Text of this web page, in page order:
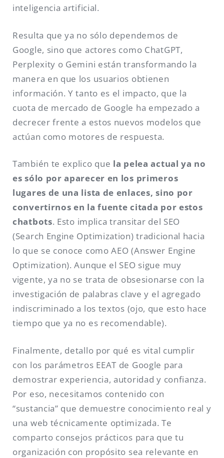
inteligencia artificial.
Resulta que ya no sólo dependemos de
Google, sino que actores como ChatGPT,
Perplexity o Gemini están transformando la
manera en que los usuarios obtienen
información. Y tanto es el impacto, que la
cuota de mercado de Google ha empezado a
decrecer frente a estos nuevos modelos que
actúan como motores de respuesta.
También te explico que la pelea actual ya no
es sólo por aparecer en los primeros
lugares de una lista de enlaces, sino por
convertirnos en la fuente citada por estos
chatbots. Esto implica transitar del SEO
(Search Engine Optimization) tradicional hacia
lo que se conoce como AEO (Answer Engine
Optimization). Aunque el SEO sigue muy
vigente, ya no se trata de obsesionarse con la
investigación de palabras clave y el agregado
indiscriminado a los textos (ojo, que esto hace
tiempo que ya no es recomendable).
Finalmente, detallo por qué es vital cumplir
con los parámetros EEAT de Google para
demostrar experiencia, autoridad y confianza.
Por eso, necesitamos contenido con
“sustancia” que demuestre conocimiento real y
una web técnicamente optimizada. Te
comparto consejos prácticos para que tu
organización con propósito sea relevante en